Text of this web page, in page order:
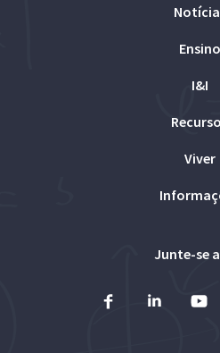
Ensino
I&I
Viver
Junte-se